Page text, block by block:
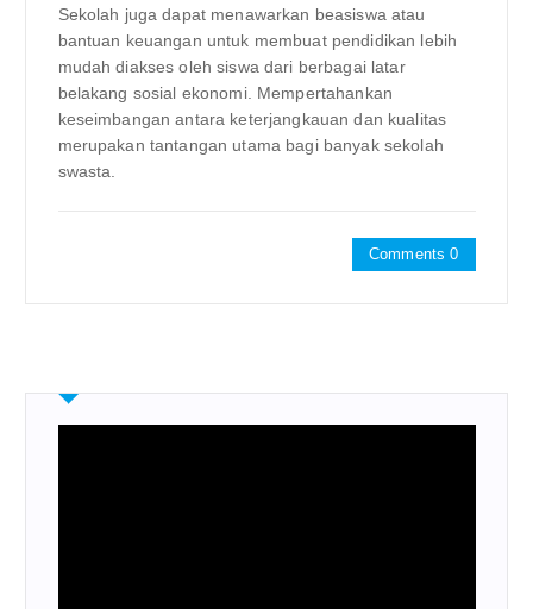
Sekolah juga dapat menawarkan beasiswa atau
bantuan keuangan untuk membuat pendidikan lebih
mudah diakses oleh siswa dari berbagai latar
belakang sosial ekonomi. Mempertahankan
keseimbangan antara keterjangkauan dan kualitas
merupakan tantangan utama bagi banyak sekolah
swasta.
Comments 0